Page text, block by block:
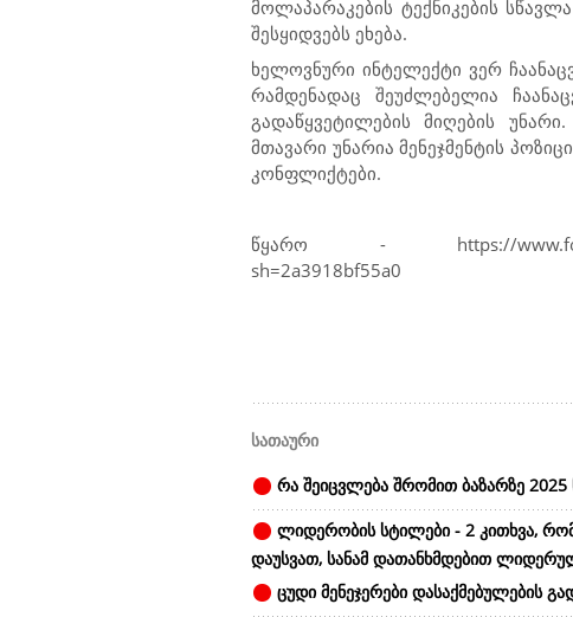
მოლაპარაკების ტექნიკების
შესყიდვებს ეხება.
ხელოვნური ინტელექტი ვერ
რამდენადაც შეუძლებელია
გადაწყვეტილების მიღების
მთავარი უნარია მენეჯმენტის
კონფლიქტები.
წყარო - https://
sh=2a3918bf55a0
სათაური
რა შეიცვლება შრომით ბაზარზე 2025
ლიდერობის სტილები - 2 კითხვა,
დაუსვათ, სანამ დათანხმდებით
ცუდი მენეჯერები დასაქმებულების